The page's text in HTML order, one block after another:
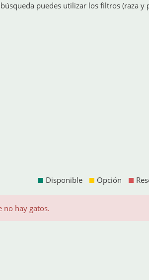
puedes utilizar los filtros (raza y
Disponible Opción
no hay gatos.